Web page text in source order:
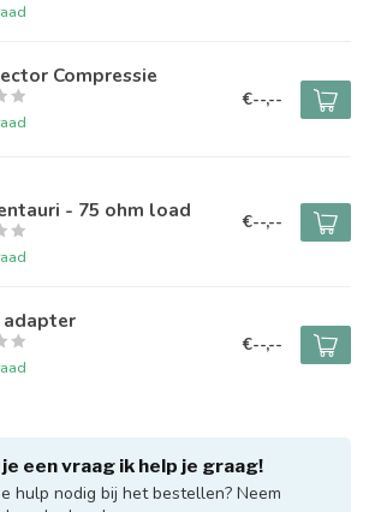
Compressie
€--,--
- 75 ohm load €--,--
€--,--
je een vraag ik help je graag!
hulp nodig bij het bestellen? Neem